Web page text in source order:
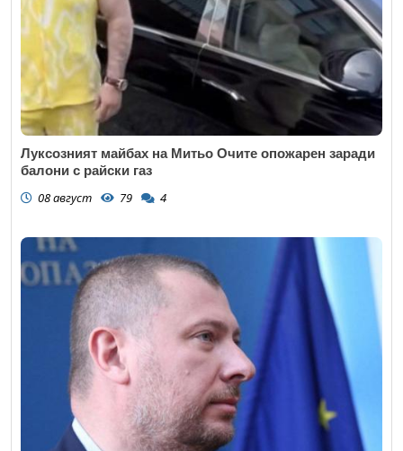
Луксозният майбах на Митьо Очите опожарен заради
балони с райски газ
08 август 79 4